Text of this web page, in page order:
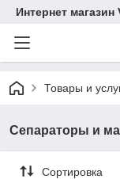
Интернет магазин
Товары и
Сепараторы и
Сортировка